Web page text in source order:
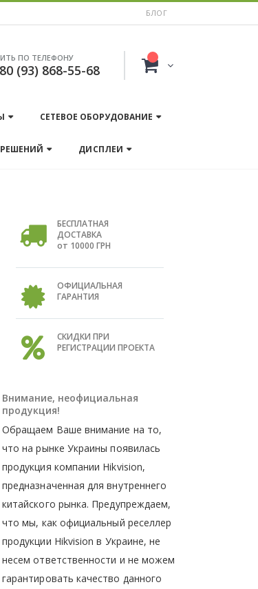
БЛОГ
ПО ТЕЛЕФОНУ
(93) 868-55-68
СЕТЕВОЕ ОБОРУДОВАНИЕ
ДИСПЛЕИ
БЕСПЛАТНАЯ
ДОСТАВКА
от 10000 ГРН
ОФИЦИАЛЬНАЯ
ГАРАНТИЯ
СКИДКИ ПРИ
РЕГИСТРАЦИИ ПРОЕКТА
Внимание, неофициальная
продукция!
Обращаем Ваше внимание на то,
что на рынке Украины появилась
продукция компании Hikvision,
предназначенная для внутреннего
китайского рынка. Предупреждаем,
что мы, как официальный реселлер
продукции Hikvision в Украине, не
несем ответственности и не можем
гарантировать качество данного